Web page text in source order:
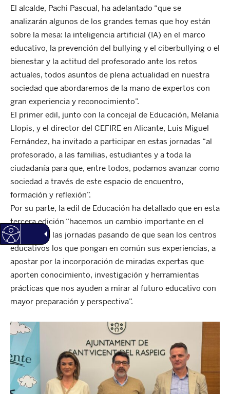
El alcalde, Pachi Pascual, ha adelantado “que se
analizarán algunos de los grandes temas que hoy están
sobre la mesa: la inteligencia artificial (IA) en el marco
educativo, la prevención del bullying y el ciberbullying o el
bienestar y la actitud del profesorado ante los retos
actuales, todos asuntos de plena actualidad en nuestra
sociedad que abordaremos de la mano de expertos con
gran experiencia y reconocimiento”.
El primer edil, junto con la concejal de Educación, Melania
Llopis, y el director del CEFIRE en Alicante, Luis Miguel
Fernández, ha invitado a participar en estas jornadas “al
profesorado, a las familias, estudiantes y a toda la
ciudadanía para que, entre todos, podamos avanzar como
sociedad a través de este espacio de encuentro,
formación y reflexión”.
Por su parte, la edil de Educación ha detallado que en esta
tercera edición “hacemos un cambio importante en el
enfoque de las jornadas pasando de que sean los centros
educativos los que pongan en común sus experiencias, a
apostar por la incorporación de miradas expertas que
aporten conocimiento, investigación y herramientas
prácticas que nos ayuden a mirar al futuro educativo con
mayor preparación y perspectiva”.